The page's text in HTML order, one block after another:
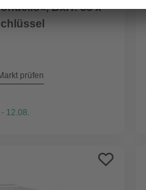
BxH: 38 x
prüfen
12.08.